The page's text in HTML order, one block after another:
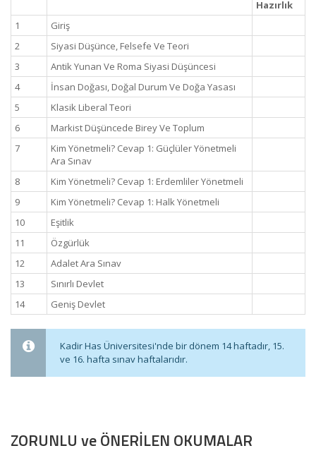
Hazırlık
1
Giriş
2
Siyasi Düşünce, Felsefe Ve Teori
3
Antik Yunan Ve Roma Siyasi Düşüncesi
4
İnsan Doğası, Doğal Durum Ve Doğa Yasası
5
Klasik Liberal Teori
6
Markist Düşüncede Birey Ve Toplum
7
Kim Yönetmeli? Cevap 1: Güçlüler Yönetmeli
Ara Sınav
8
Kim Yönetmeli? Cevap 1: Erdemliler Yönetmeli
9
Kim Yönetmeli? Cevap 1: Halk Yönetmeli
10
Eşitlik
11
Özgürlük
12
Adalet Ara Sınav
13
Sınırlı Devlet
14
Geniş Devlet
Kadir Has Üniversitesi'nde bir dönem 14 haftadır, 15.
ve 16. hafta sınav haftalarıdır.
ZORUNLU ve ÖNERİLEN OKUMALAR